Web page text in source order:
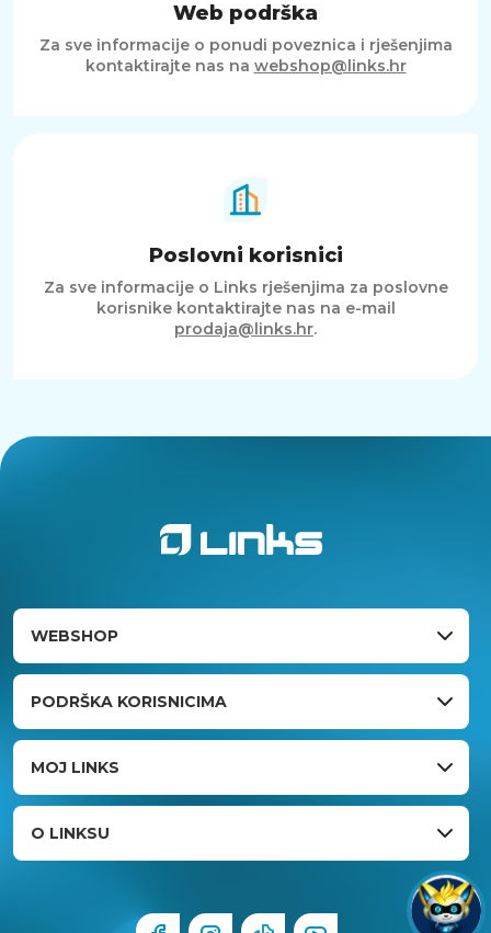
Web podrška
Za sve informacije o ponudi poveznica i rješenjima
kontaktirajte nas na webshop@links.hr
Poslovni korisnici
Za sve informacije o Links rješenjima za poslovne
korisnike kontaktirajte nas na e-mail
prodaja@links.hr.
WEBSHOP
PODRŠKA KORISNICIMA
MOJ LINKS
O LINKSU